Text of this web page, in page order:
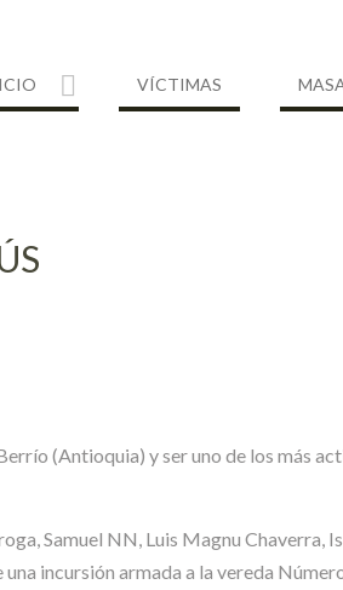
VÍCTIMAS
(Antioquia) y ser uno de los más
Samuel NN, Luis Magnu Chaverra,
incursión armada a la vereda